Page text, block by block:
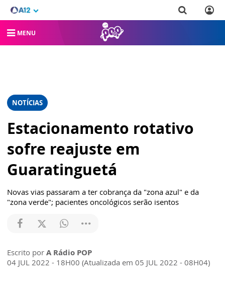
MENU
NOTÍCIAS
Estacionamento rotativo
sofre reajuste em
Guaratinguetá
Novas vias passaram a ter cobrança da "zona azul" e da
"zona verde"; pacientes oncológicos serão isentos
Escrito por A Rádio POP
04 JUL 2022 - 18H00 (Atualizada em 05 JUL 2022 - 08H04)